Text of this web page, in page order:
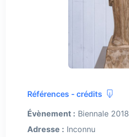
Références - crédits
Évènement : Biennale 2018
Adresse : Inconnu